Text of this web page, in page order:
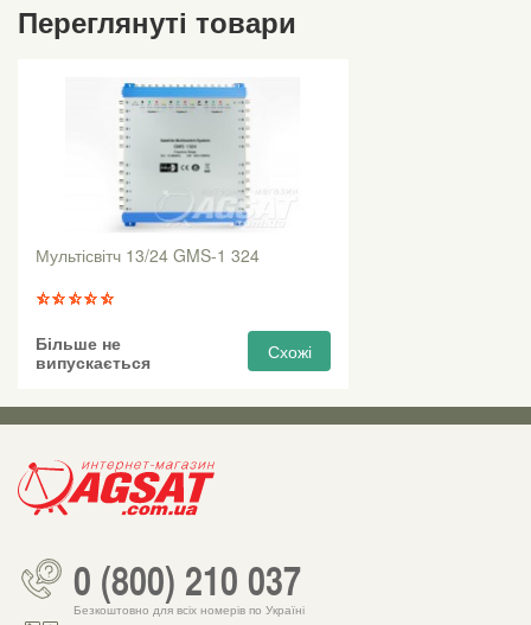
Переглянуті товари
Мультісвітч 13/24 GMS-1 324
Більше не
випускається
Схожі
0 (800) 210 037
Безкоштовно для всіх номерів по Україні